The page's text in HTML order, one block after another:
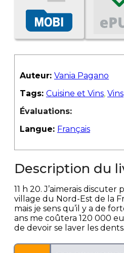
Auteur: Vania Pagano
Tags: Cuisine et Vins, Vins
Évaluations:
Langue: Français
Description du
11 h 20. J’aimerais
village du Nord-Est de la
mais je sens qu’il y a de
ans me coûtera 120 000
de devoir se laver les